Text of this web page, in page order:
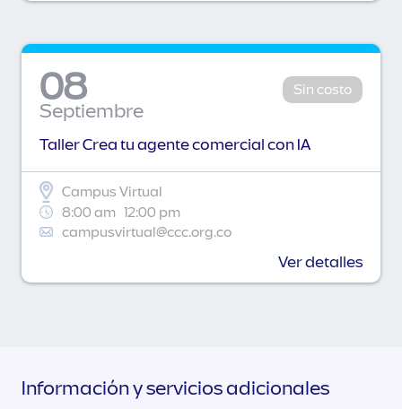
08
Septiembre
Sin costo
Taller Crea tu agente comercial con IA
Campus Virtual
8:00 am 12:00 pm
campusvirtual@ccc.org.co
Ver detalles
Información y servicios adicionales